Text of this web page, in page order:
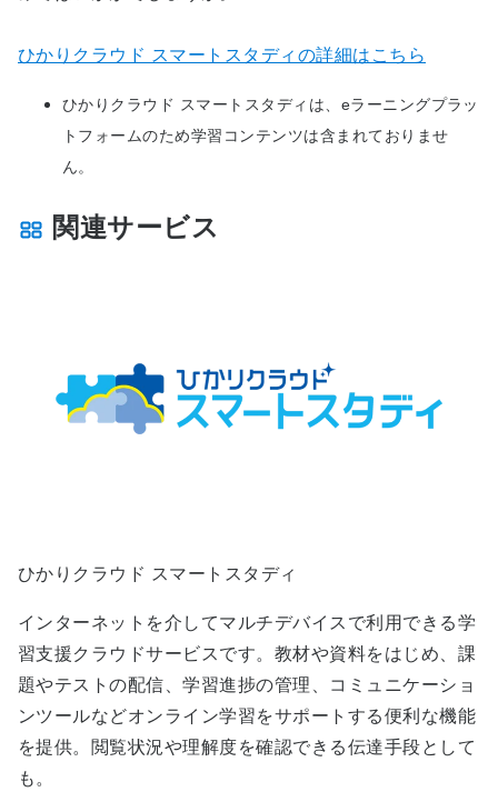
ひかりクラウド スマートスタディの詳細はこちら
ひかりクラウド スマートスタディは、eラーニングプラッ
トフォームのため学習コンテンツは含まれておりませ
ん。
関連サービス
ひかりクラウド スマートスタディ
インターネットを介してマルチデバイスで利用できる学
習支援クラウドサービスです。教材や資料をはじめ、課
題やテストの配信、学習進捗の管理、コミュニケーショ
ンツールなどオンライン学習をサポートする便利な機能
を提供。閲覧状況や理解度を確認できる伝達手段として
も。